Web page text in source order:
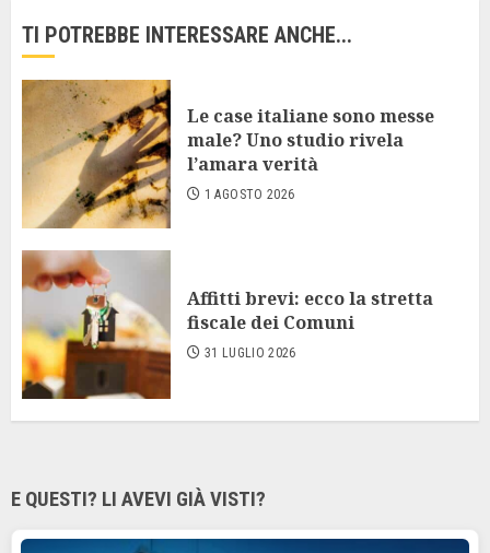
TI POTREBBE INTERESSARE ANCHE...
Le case italiane sono messe
male? Uno studio rivela
l’amara verità
1 AGOSTO 2026
Affitti brevi: ecco la stretta
fiscale dei Comuni
31 LUGLIO 2026
E QUESTI? LI AVEVI GIÀ VISTI?